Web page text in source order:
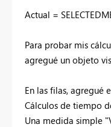
Actual =
Para probar mis
agregué un objeto
En las filas, agregué
Cálculos de tiempo
Una medida simple